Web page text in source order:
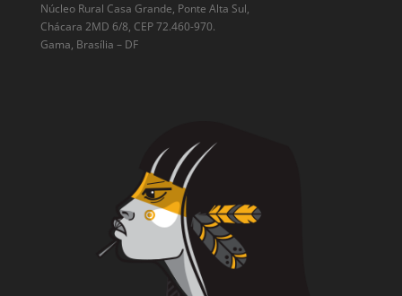
Núcleo Rural Casa Grande, Ponte Alta Sul,
Chácara 2MD 6/8, CEP 72.460-970.
Gama, Brasília – DF